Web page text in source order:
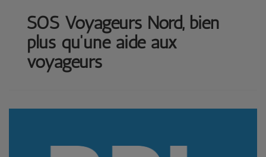
SOS Voyageurs Nord, bien
plus qu'une aide aux
voyageurs